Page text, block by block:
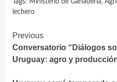
lechero
Continue
Reading
Previous
Conversatorio “Diálogos
Uruguay: agro y